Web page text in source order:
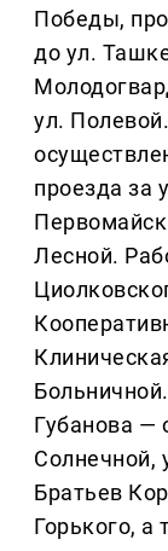
Победы,
до ул.
ул.
проезда за
Лесной.
Губанова —
Солнечной,
Братьев
Горького, а